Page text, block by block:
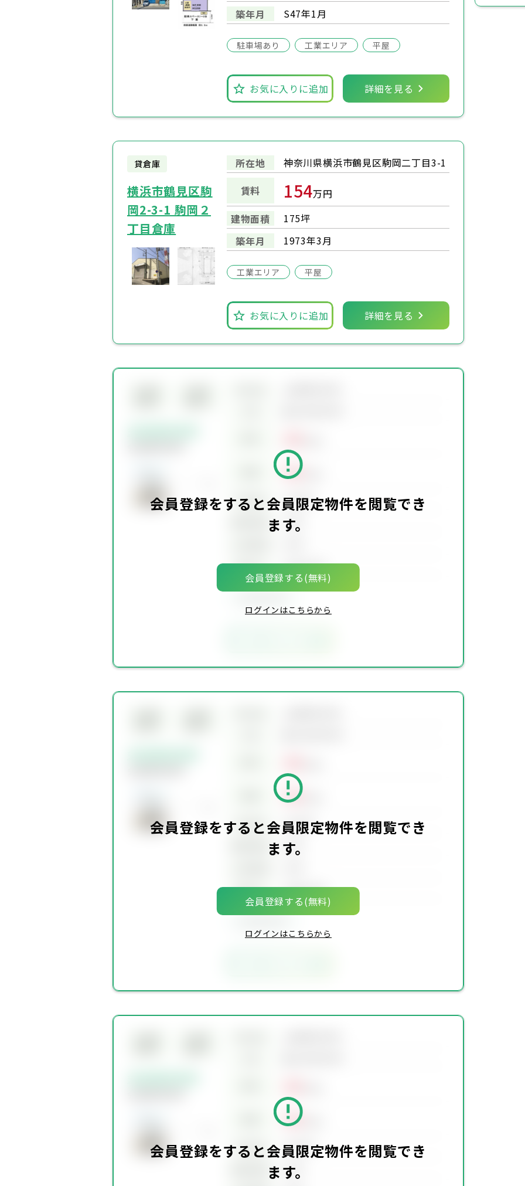
築年月
S47年1月
駐車場あり 工業エリア 平屋
お気に入りに追加 詳細を見る
貸倉庫
横浜市鶴見区駒
岡2-3-1 駒岡２
丁目倉庫
所在地
神奈川県横浜市鶴見区駒岡二丁目3-1
賃料
154万円
建物面積
175坪
築年月
1973年3月
工業エリア 平屋
お気に入りに追加 詳細を見る
会員登録をすると会員限定物件を閲覧でき
ます。
会員登録する(無料)
ログインはこちらから
00
坪単価
00万円
建物面積
00坪
築年月
00年00月
会員登録をすると会員限定物件を閲覧でき
ます。
会員登録する(無料)
ログインはこちらから
00
坪単価
00万円
建物面積
00坪
築年月
00年00月
会員登録をすると会員限定物件を閲覧でき
ます。
00
坪単価
00万円
建物面積
00坪